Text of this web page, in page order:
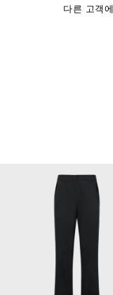
다른 고객